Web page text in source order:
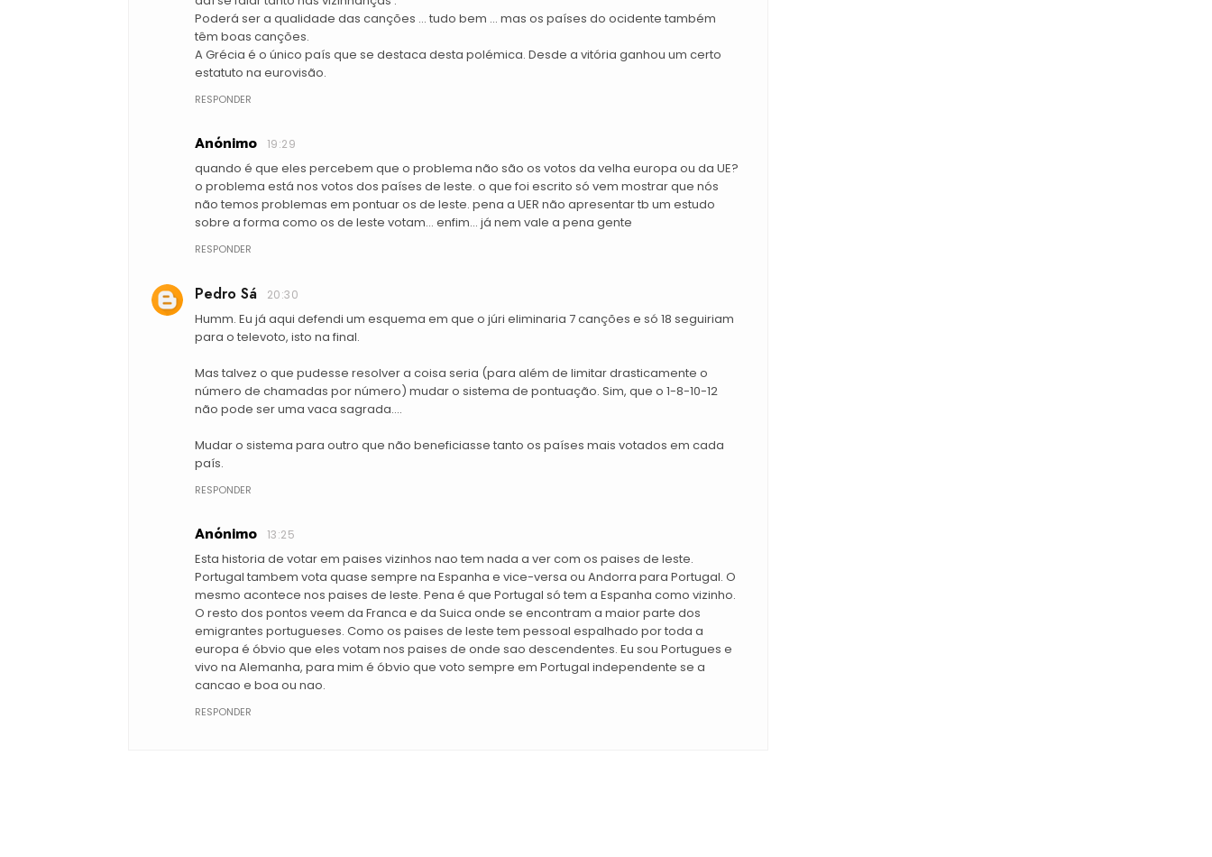
Poderá ser a qualidade das canções ... tudo bem ... mas os países do ocidente também
têm boas canções.
A Grécia é o único país que se destaca desta polémica. Desde a vitória ganhou um certo
estatuto na eurovisão.
RESPONDER
Anónimo 19:29
quando é que eles percebem que o problema não são os votos da velha europa ou da UE?
o problema está nos votos dos países de leste. o que foi escrito só vem mostrar que nós
não temos problemas em pontuar os de leste. pena a UER não apresentar tb um estudo
sobre a forma como os de leste votam... enfim... já nem vale a pena gente
RESPONDER
Pedro Sá 20:30
Humm. Eu já aqui defendi um esquema em que o júri eliminaria 7 canções e só 18 seguiriam
para o televoto, isto na final.
Mas talvez o que pudesse resolver a coisa seria (para além de limitar drasticamente o
número de chamadas por número) mudar o sistema de pontuação. Sim, que o 1-8-10-12
não pode ser uma vaca sagrada....
Mudar o sistema para outro que não beneficiasse tanto os países mais votados em cada
país.
RESPONDER
Anónimo 13:25
Esta historia de votar em paises vizinhos nao tem nada a ver com os paises de leste.
Portugal tambem vota quase sempre na Espanha e vice-versa ou Andorra para Portugal. O
mesmo acontece nos paises de leste. Pena é que Portugal só tem a Espanha como vizinho.
O resto dos pontos veem da Franca e da Suica onde se encontram a maior parte dos
emigrantes portugueses. Como os paises de leste tem pessoal espalhado por toda a
europa é óbvio que eles votam nos paises de onde sao descendentes. Eu sou Portugues e
vivo na Alemanha, para mim é óbvio que voto sempre em Portugal independente se a
cancao e boa ou nao.
RESPONDER